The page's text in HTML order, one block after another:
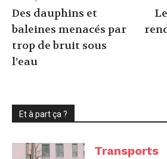
Des dauphins et
baleines menacés par
trop de bruit sous
l’eau
Et à part ça ?
Transports